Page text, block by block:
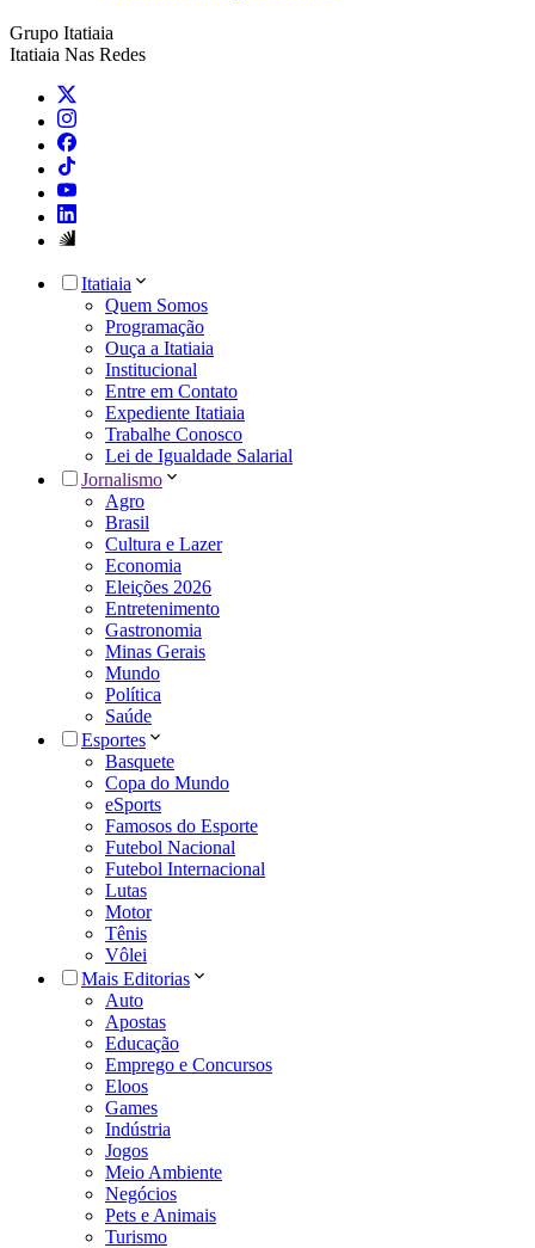
Grupo Itatiaia
Itatiaia Nas Redes
Itatiaia
Quem Somos
Programação
Ouça a Itatiaia
Institucional
Entre em Contato
Expediente Itatiaia
Trabalhe Conosco
Lei de Igualdade Salarial
Jornalismo
Agro
Brasil
Cultura e Lazer
Economia
Eleições 2026
Entretenimento
Gastronomia
Minas Gerais
Mundo
Política
Saúde
Esportes
Basquete
Copa do Mundo
eSports
Famosos do Esporte
Futebol Nacional
Futebol Internacional
Lutas
Motor
Tênis
Vôlei
Mais Editorias
Auto
Apostas
Educação
Emprego e Concursos
Eloos
Games
Indústria
Jogos
Meio Ambiente
Negócios
Pets e Animais
Turismo